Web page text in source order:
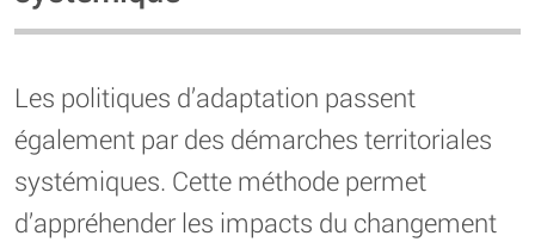
Les politiques d’adaptation passent
également par des démarches territoriales
systémiques. Cette méthode permet
d’appréhender les impacts du changement